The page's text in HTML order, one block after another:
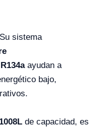
Su sistema
ayudan a
bajo,
1008L de capacidad, es